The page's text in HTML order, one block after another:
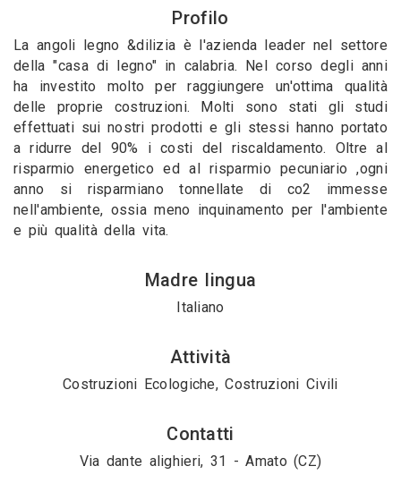
Profilo
La angoli legno &dilizia è l'azienda leader nel settore
della "casa di legno" in calabria. Nel corso degli anni
ha investito molto per raggiungere un'ottima qualità
delle proprie costruzioni. Molti sono stati gli studi
effettuati sui nostri prodotti e gli stessi hanno portato
a ridurre del 90% i costi del riscaldamento. Oltre al
risparmio energetico ed al risparmio pecuniario ,ogni
anno si risparmiano tonnellate di co2 immesse
nell'ambiente, ossia meno inquinamento per l'ambiente
e più qualità della vita.
Madre lingua
Italiano
Attività
Costruzioni Ecologiche, Costruzioni Civili
Contatti
Via dante alighieri, 31 - Amato (CZ)